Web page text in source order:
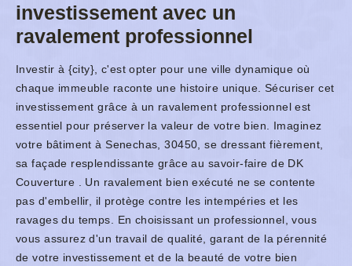
investissement avec un
ravalement professionnel
Investir à {city}, c'est opter pour une ville dynamique où
chaque immeuble raconte une histoire unique. Sécuriser cet
investissement grâce à un ravalement professionnel est
essentiel pour préserver la valeur de votre bien. Imaginez
votre bâtiment à Senechas, 30450, se dressant fièrement,
sa façade resplendissante grâce au savoir-faire de DK
Couverture . Un ravalement bien exécuté ne se contente
pas d'embellir, il protège contre les intempéries et les
ravages du temps. En choisissant un professionnel, vous
vous assurez d'un travail de qualité, garant de la pérennité
de votre investissement et de la beauté de votre bien